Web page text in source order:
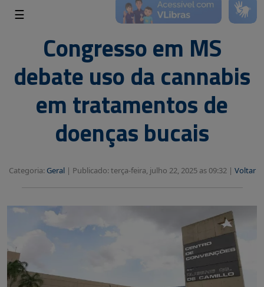
☰
Congresso em MS
debate uso da cannabis
em tratamentos de
doenças bucais
Categoria: Geral| Publicado: terça-feira, julho 22, 2025 as 09:32 | Voltar